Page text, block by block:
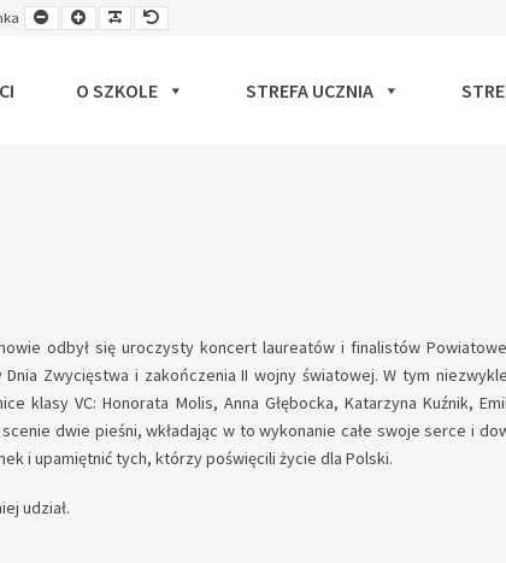
Smaller
Font
Larger
Font
Readable
Font
Default
Font
O SZKOLE STREFA UCZNIA
odbył się uroczysty koncert laureatów i finalistów
Zwycięstwa i zakończenia II wojny światowej. W tym
klasy VC: Honorata Molis, Anna Głębocka, Katarzyna Kuźnik,
dwie pieśni, wkładając w to wykonanie całe swoje serce i
i upamiętnić tych, którzy poświęcili życie dla Polski.
udział.